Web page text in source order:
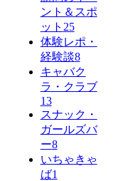
ント＆スポ
ット 25
体験レポ・
経験談8
キャバク
ラ・クラブ
13
スナック・
ガールズバ
ー8
いちゃきゃ
ば1